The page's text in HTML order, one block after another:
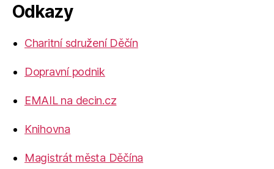
Odkazy
Charitní sdružení Děčín
Dopravní podnik
EMAIL na decin.cz
Knihovna
Magistrát města Děčína